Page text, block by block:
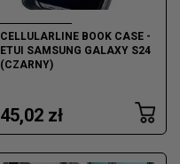
CELLULARLINE BOOK CASE -
ETUI SAMSUNG GALAXY S24
(CZARNY)
45,02 zł